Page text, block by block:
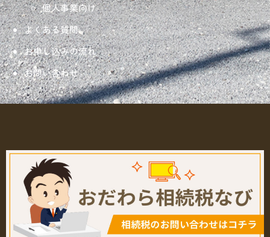
個人事業向け
よくある質問
お申し込みの流れ
お問い合わせ